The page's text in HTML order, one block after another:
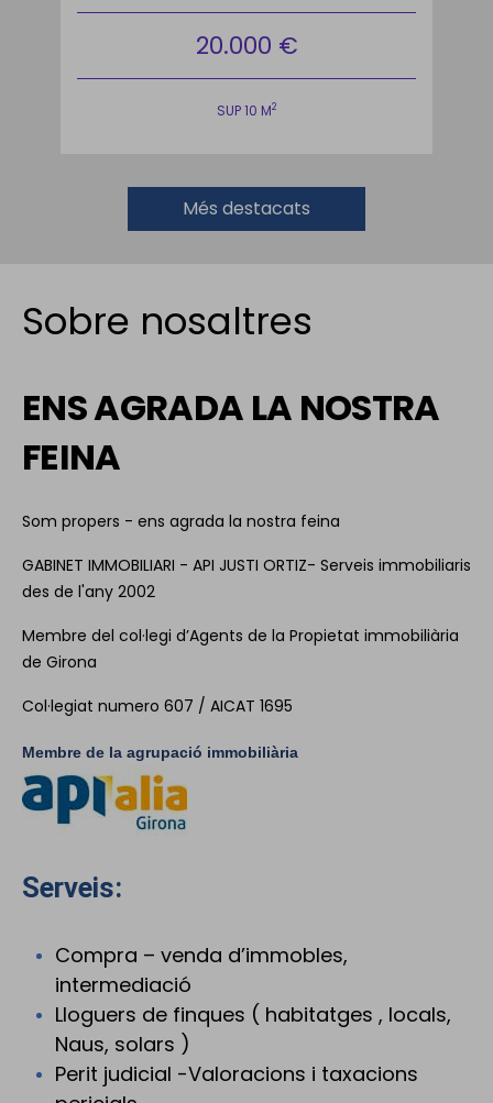
20.000 €
SUP 10 M2
Més destacats
Sobre nosaltres
ENS AGRADA LA NOSTRA
FEINA
Som propers - ens agrada la nostra feina
GABINET IMMOBILIARI - API JUSTI ORTIZ- Serveis immobiliaris
des de l'any 2002
Membre del col·legi d’Agents de la Propietat immobiliària
de Girona
Col·legiat numero 607 / AICAT 1695
Membre de la agrupació immobiliària
Serveis:
Compra – venda d’immobles,
intermediació
Lloguers de finques ( habitatges , locals,
Naus, solars )
Perit judicial -Valoracions i taxacions